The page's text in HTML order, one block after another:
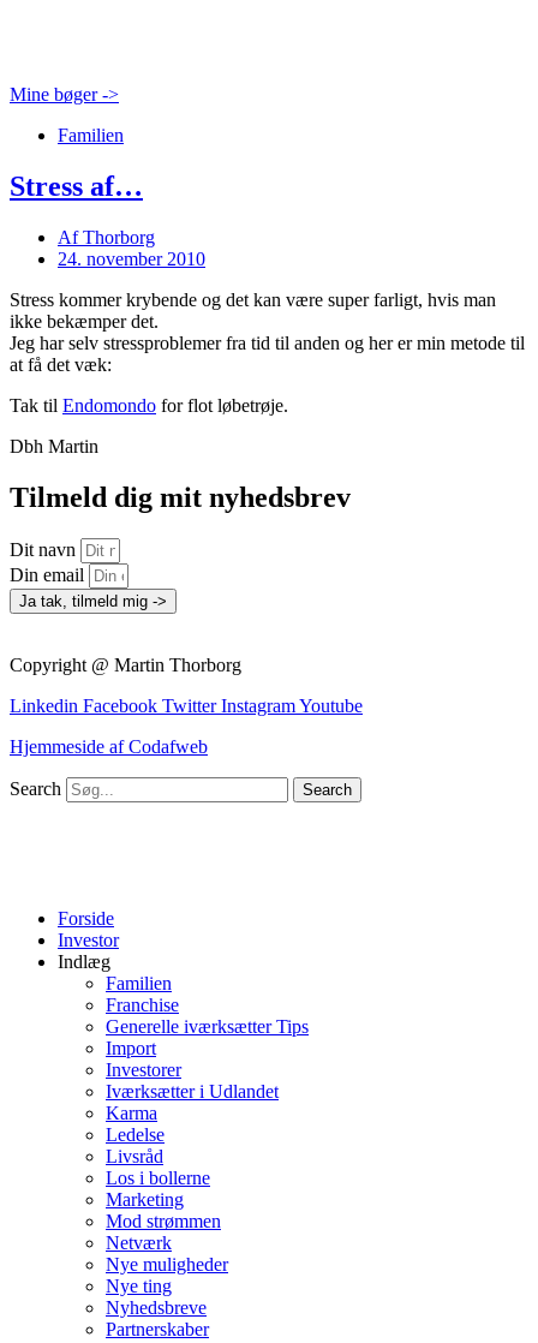
Mine bøger ->
Familien
Stress af…
AfThorborg
24. november 2010
Stress kommer krybende og det kan være super farligt, hvis man
ikke bekæmper det.
Jeg har selv stressproblemer fra tid til anden og her er min metode til
at få det væk:
Tak til Endomondo for flot løbetrøje.
Dbh Martin
Tilmeld dig mit nyhedsbrev
Dit navn
Din email
Ja tak, tilmeld mig ->
Copyright @ Martin Thorborg
Linkedin Facebook Twitter InstagramYoutube
Hjemmeside af Codafweb
Search Search
Forside
Investor
Indlæg
Familien
Franchise
Generelle iværksætter Tips
Import
Investorer
Iværksætter i Udlandet
Karma
Ledelse
Livsråd
Los i bollerne
Marketing
Mod strømmen
Netværk
Nye muligheder
Nye ting
Nyhedsbreve
Partnerskaber